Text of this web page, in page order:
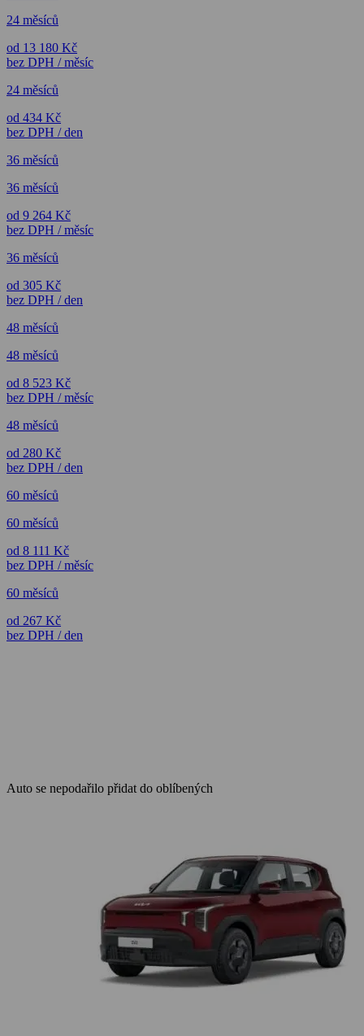
24 měsíců
od 13 180 Kč
bez DPH / měsíc
24 měsíců
od 434 Kč
bez DPH / den
36 měsíců
36 měsíců
od 9 264 Kč
bez DPH / měsíc
36 měsíců
od 305 Kč
bez DPH / den
48 měsíců
48 měsíců
od 8 523 Kč
bez DPH / měsíc
48 měsíců
od 280 Kč
bez DPH / den
60 měsíců
60 měsíců
od 8 111 Kč
bez DPH / měsíc
60 měsíců
od 267 Kč
bez DPH / den
Auto se nepodařilo přidat do oblíbených